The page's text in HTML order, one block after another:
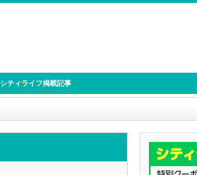
シティライフ掲載記事